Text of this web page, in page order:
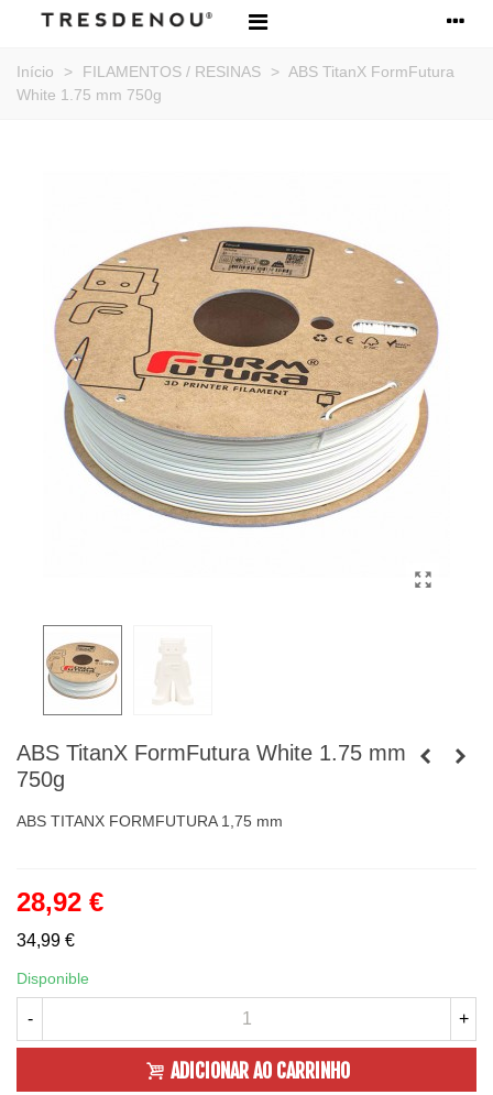
Início > FILAMENTOS / RESINAS > ABS TitanX FormFutura
White 1.75 mm 750g
ABS TitanX FormFutura White 1.75 mm
750g
ABS TITANX FORMFUTURA 1,75 mm
28,92 €
34,99 €
Disponible
- +
ADICIONAR AO CARRINHO